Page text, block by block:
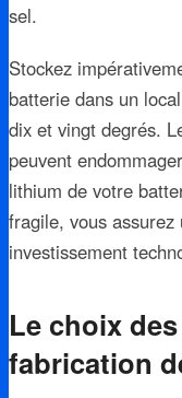
sel.
Stockez
batterie dans un
dix et vingt degrés.
peuvent
lithium de votre
fragile, vous
investissement
Le choix
fabrication